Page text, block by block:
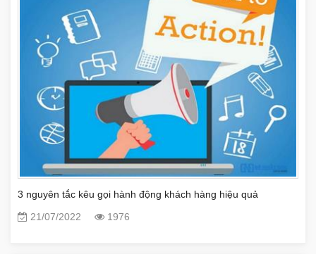
3 nguyên tắc kêu gọi hành động khách hàng hiệu quả
21/07/2022
1976